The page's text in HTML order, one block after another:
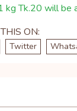
kg Tk.20 will be
ON:
Twitter